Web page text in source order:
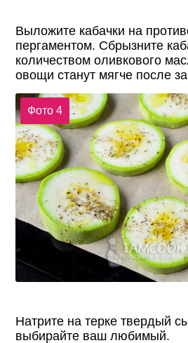
Выложите кабачки на
пергаментом. Сбрызните
количеством оливкового
овощи станут мягче после
Фото 4
Натрите на терке твердый
выбирайте ваш любимый.